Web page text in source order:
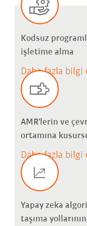
Kodsuz
işletime alma
Daha fazla bilgi
AMR'lerin ve
ortamına
Daha fazla bilgi
Yapay zeka
taşıma